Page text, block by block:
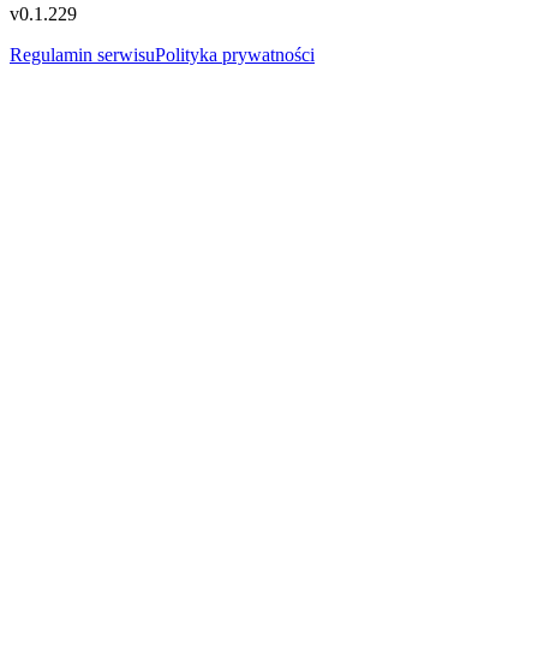
v0.1.229
Regulamin serwisuPolityka prywatności